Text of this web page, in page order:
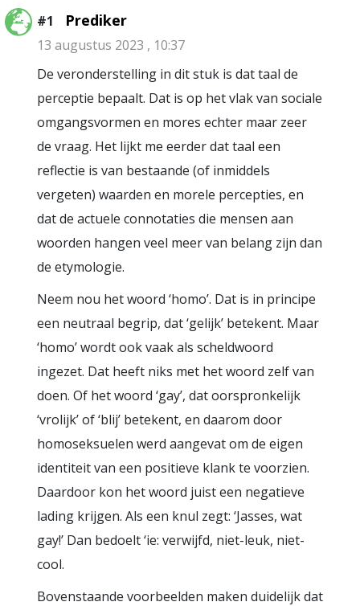
#1 Prediker
13 augustus 2023 , 10:37
De veronderstelling in dit stuk is dat taal de
perceptie bepaalt. Dat is op het vlak van sociale
omgangsvormen en mores echter maar zeer
de vraag. Het lijkt me eerder dat taal een
reflectie is van bestaande (of inmiddels
vergeten) waarden en morele percepties, en
dat de actuele connotaties die mensen aan
woorden hangen veel meer van belang zijn dan
de etymologie.
Neem nou het woord ‘homo’. Dat is in principe
een neutraal begrip, dat ‘gelijk’ betekent. Maar
‘homo’ wordt ook vaak als scheldwoord
ingezet. Dat heeft niks met het woord zelf van
doen. Of het woord ‘gay’, dat oorspronkelijk
‘vrolijk’ of ‘blij’ betekent, en daarom door
homoseksuelen werd aangevat om de eigen
identiteit van een positieve klank te voorzien.
Daardoor kon het woord juist een negatieve
lading krijgen. Als een knul zegt: ‘Jasses, wat
gay!’ Dan bedoelt ‘ie: verwijfd, niet-leuk, niet-
cool.
Bovenstaande voorbeelden maken duidelijk dat